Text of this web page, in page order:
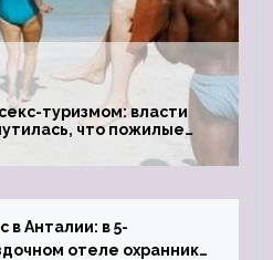
туризмом: власти
что пожилые
к ним, чтобы
любовниками
в Анталии: в 5-
отеле охранник